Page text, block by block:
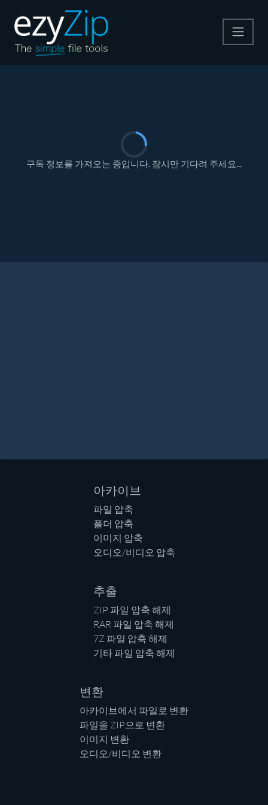
기타 도구
구독 정보를 가져오는 중입니다. 잠시만 기다려 주세요...
아카이브
파일 압축
폴더 압축
이미지 압축
오디오/비디오 압축
추출
ZIP 파일 압축 해제
RAR 파일 압축 해제
7Z 파일 압축 해제
기타 파일 압축 해제
변환
아카이브에서 파일로 변환
파일을 ZIP으로 변환
이미지 변환
오디오/비디오 변환